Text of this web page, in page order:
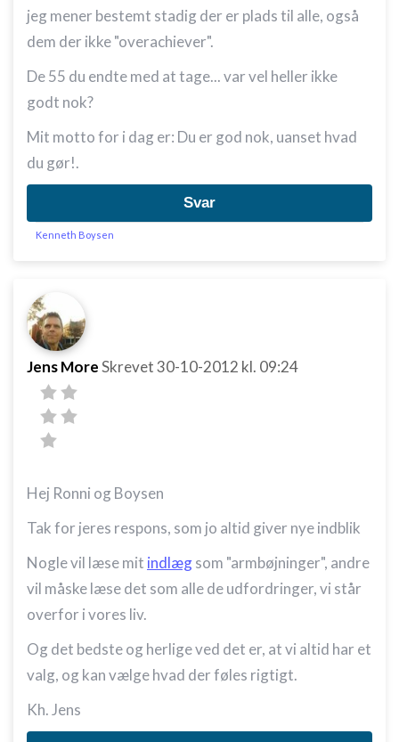
jeg mener bestemt stadig der er plads til alle, også
dem der ikke "overachiever".
De 55 du endte med at tage... var vel heller ikke
godt nok?
Mit motto for i dag er: Du er god nok, uanset hvad
du gør!.
Svar
Kenneth Boysen
Jens MoreSkrevet30-10-2012 kl. 09:24
Hej Ronni og Boysen
Tak for jeres respons, som jo altid giver nye indblik
Nogle vil læse mit indlægsom "armbøjninger", andre
vil måske læse det som alle de udfordringer, vi står
overfor i vores liv.
Og det bedste og herlige ved det er, at vi altid har et
valg, og kan vælge hvad der føles rigtigt.
Kh. Jens